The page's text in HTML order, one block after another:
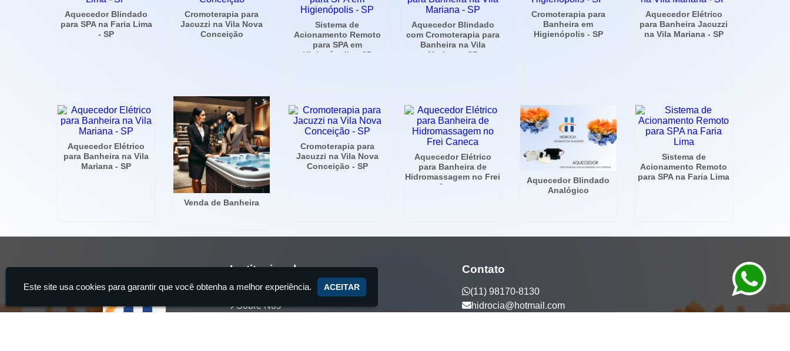
Aquecedor Blindado
para SPA na Faria Lima
- SP
Cromoterapia para
Jacuzzi na Vila Nova
Conceição
Sistema de
Acionamento Remoto
para SPA em
Higienópolis - SP
Aquecedor Blindado
com Cromoterapia para
Banheira na Vila
Mariana - SP
Cromoterapia para
Banheira em
Higienópolis - SP
Aquecedor Elétrico
para Banheira Jacuzzi
na Vila Mariana - SP
Aquecedor Elétrico
para Banheira na Vila
Mariana - SP
Venda de Banheira
Cromoterapia para
Jacuzzi na Vila Nova
Conceição - SP
Aquecedor Elétrico
para Banheira de
Hidromassagem no Frei
Caneca
Aquecedor Blindado
Analógico
Sistema de
Acionamento Remoto
para SPA na Faria Lima
Institucional
Home
Sobre Nós
Contato
(11) 98170-8130
hidrocia@hotmail.com
Este site usa cookies para garantir que você obtenha a melhor experiência. ACEITAR